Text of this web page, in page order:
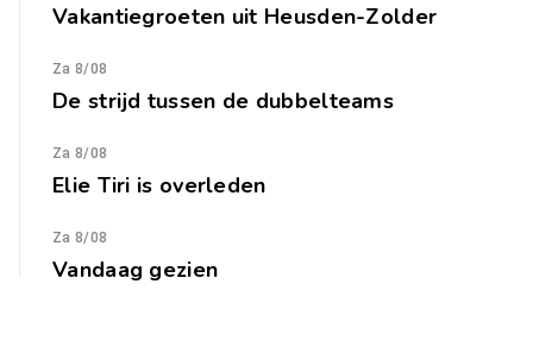
Vakantiegroeten uit Heusden-Zolder
Za 8/08
De strijd tussen de dubbelteams
Za 8/08
Elie Tiri is overleden
Za 8/08
Vandaag gezien